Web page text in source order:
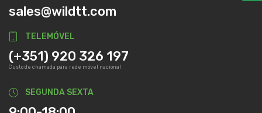
sales@wildtt.com
TELEMÓVEL
(+351) 920 326 197
Custo de chamada para rede móvel nacional
SEGUNDA SEXTA